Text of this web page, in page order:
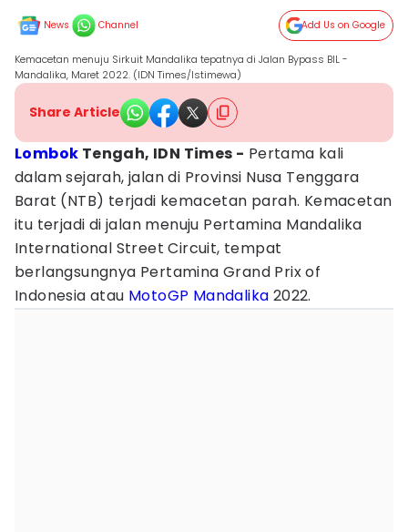
News Channel Add Us on Google
Kemacetan menuju Sirkuit Mandalika tepatnya di Jalan Bypass BIL -
Mandalika, Maret 2022. (IDN Times/Istimewa)
Share Article
Lombok Tengah, IDN Times - Pertama kali
dalam sejarah, jalan di Provinsi Nusa Tenggara
Barat (NTB) terjadi kemacetan parah. Kemacetan
itu terjadi di jalan menuju Pertamina Mandalika
International Street Circuit, tempat
berlangsungnya Pertamina Grand Prix of
Indonesia atau MotoGP Mandalika 2022.